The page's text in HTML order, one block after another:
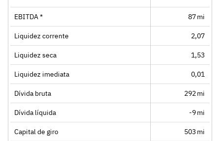
EBITDA * 87 mi
Liquidez corrente 2,07
Liquidez seca 1,53
Liquidez imediata 0,01
Dívida bruta 292 mi
Dívida líquida -9 mi
Capital de giro 503 mi